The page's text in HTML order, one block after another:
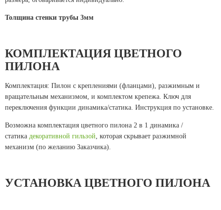
Толщина стенки трубы 3мм
КОМПЛЕКТАЦИЯ ЦВЕТНОГО
ПИЛОНА
Комплектация: Пилон с креплениями (фланцами), разжимным и
вращательным механизмом, и комплектом крепежа. Ключ для
переключения функции динамика/статика. Инструкция по установке.
Возможна комплектация цветного пилона 2 в 1 динамика /
статика декоративной гильзой, которая скрывает разжимной
механизм (по желанию Заказчика).
УСТАНОВКА ЦВЕТНОГО ПИЛОНА